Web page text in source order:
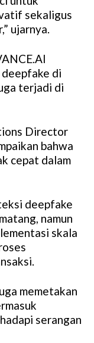
sekaligus
ujarnya.
di
terjadi di
Director
bahwa
cepat dalam
deepfake
namun
skala
memetakan
serangan